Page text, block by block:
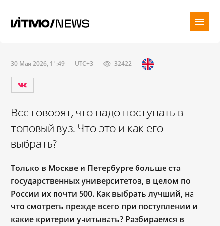
30 Мая 2026, 11:49 UTC+3 32422
Все говорят, что надо поступать в
топовый вуз. Что это и как его
выбрать?
Только в Москве и Петербурге больше ста
государственных университетов, в целом по
России их почти 500. Как выбрать лучший, на
что смотреть прежде всего при поступлении и
какие критерии учитывать? Разбираемся в